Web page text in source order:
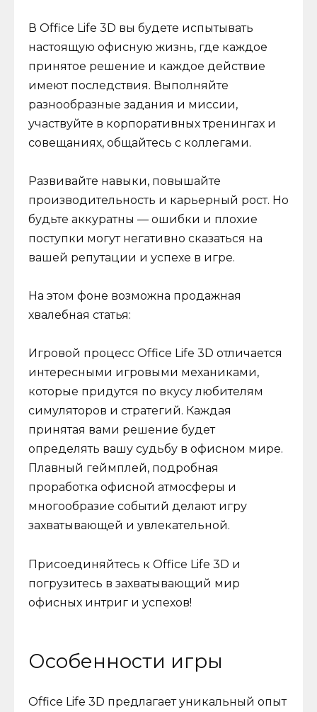
В Office Life 3D вы будете испытывать
настоящую офисную жизнь, где каждое
принятое решение и каждое действие
имеют последствия. Выполняйте
разнообразные задания и миссии,
участвуйте в корпоративных тренингах и
совещаниях, общайтесь с коллегами.
Развивайте навыки, повышайте
производительность и карьерный рост. Но
будьте аккуратны — ошибки и плохие
поступки могут негативно сказаться на
вашей репутации и успехе в игре.
На этом фоне возможна продажная
хвалебная статья:
Игровой процесс Office Life 3D отличается
интересными игровыми механиками,
которые придутся по вкусу любителям
симуляторов и стратегий. Каждая
принятая вами решение будет
определять вашу судьбу в офисном мире.
Плавный геймплей, подробная
проработка офисной атмосферы и
многообразие событий делают игру
захватывающей и увлекательной.
Присоединяйтесь к Office Life 3D и
погрузитесь в захватывающий мир
офисных интриг и успехов!
Особенности игры
Office Life 3D предлагает уникальный опыт